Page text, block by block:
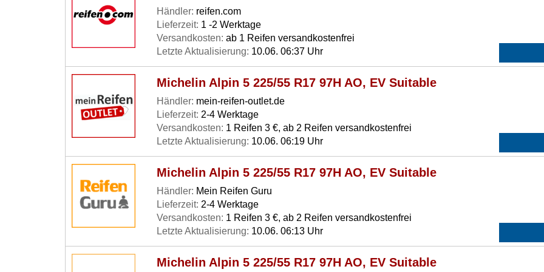
Händler: reifen.com
Lieferzeit: 1 -2 Werktage
Versandkosten: ab 1 Reifen versandkostenfrei
Letzte Aktualisierung: 10.06. 06:37 Uhr
Michelin Alpin 5 225/55 R17 97H AO, EV Suitable
Händler: mein-reifen-outlet.de
Lieferzeit: 2-4 Werktage
Versandkosten: 1 Reifen 3 €, ab 2 Reifen versandkostenfrei
Letzte Aktualisierung: 10.06. 06:19 Uhr
Michelin Alpin 5 225/55 R17 97H AO, EV Suitable
Händler: Mein Reifen Guru
Lieferzeit: 2-4 Werktage
Versandkosten: 1 Reifen 3 €, ab 2 Reifen versandkostenfrei
Letzte Aktualisierung: 10.06. 06:13 Uhr
Michelin Alpin 5 225/55 R17 97H AO, EV Suitable